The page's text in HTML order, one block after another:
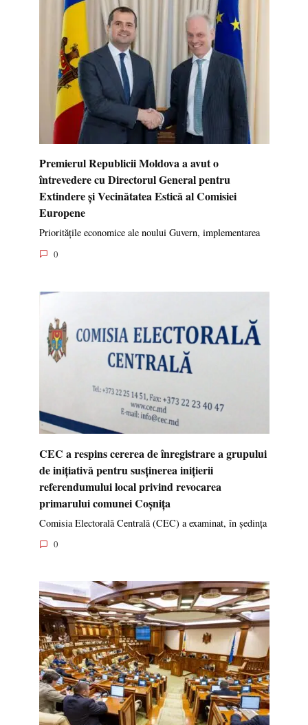
Premierul Republicii Moldova a avut o
întrevedere cu Directorul General pentru
Extindere și Vecinătatea Estică al Comisiei
Europene
Prioritățile economice ale noului Guvern, implementarea
0
CEC a respins cererea de înregistrare a grupului
de inițiativă pentru susținerea inițierii
referendumului local privind revocarea
primarului comunei Coșnița
Comisia Electorală Centrală (CEC) a examinat, în ședința
0